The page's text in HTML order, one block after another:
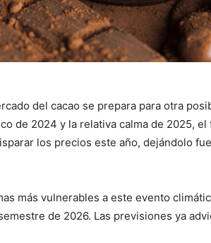
del cacao se prepara para otra
de 2024 y la relativa calma de 2025, el
los precios este año, dejándolo
más vulnerables a este evento
de 2026. Las previsiones ya